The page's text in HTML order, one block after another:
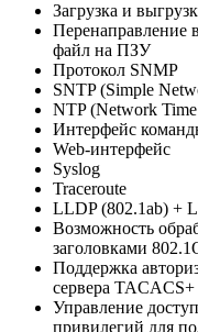
Загрузка и
Перенаправление
файл на ПЗУ
Протокол SNMP
SNTP (Simple
NTP (Network
Интерфейс
Web-интерфейс
Syslog
Traceroute
LLDP (802.1ab) +
Возможность
заголовками
Поддержка
сервера TACACS+
Управление
привилегий для